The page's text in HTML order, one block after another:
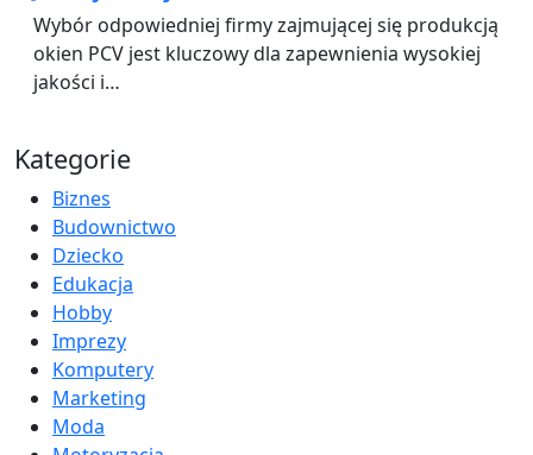
Wybór odpowiedniej firmy zajmującej się produkcją
okien PCV jest kluczowy dla zapewnienia wysokiej
jakości i…
Kategorie
Biznes
Budownictwo
Dziecko
Edukacja
Hobby
Imprezy
Komputery
Marketing
Moda